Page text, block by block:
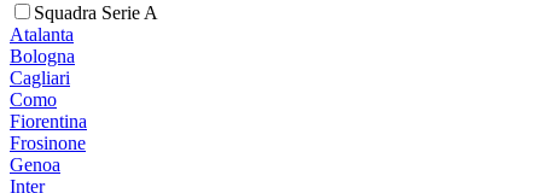
Squadra Serie A
Atalanta
Bologna
Cagliari
Como
Fiorentina
Frosinone
Genoa
Inter